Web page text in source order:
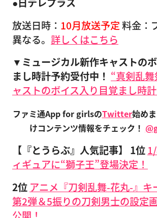
放送日時： 10月放送予定料金：
異なる。 詳しくはこちら
▼ミュージカル新作キャストの
まし時計予約受付中！ “真剣乱
ャストのボイス入り目覚まし時
ファミ通App for girlsのTwitter始め
けコンテンツ情報をチェック！
【『とうらぶ』人気記事】 1位
ィギュアに“獅子王”登場決定！
2位 アニメ『刀剣乱舞-花丸-』キ
第2弾＆5振りの刀剣男士の設定